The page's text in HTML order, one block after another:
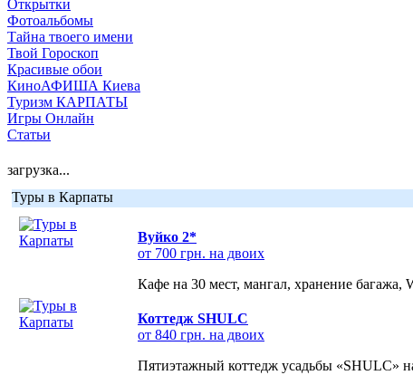
Открытки
Фотоальбомы
Тайна твоего имени
Твой Гороскоп
Красивые обои
КиноАФИША Киева
Туризм КАРПАТЫ
Игры Онлайн
Статьи
загрузка...
Туры в Карпаты
Вуйко 2*
от 700 грн. на двоих
Кафе на 30 мест, мангал, хранение багажа,
Коттедж SHULC
от 840 грн. на двоих
Пятиэтажный коттедж усадьбы «SHULC»